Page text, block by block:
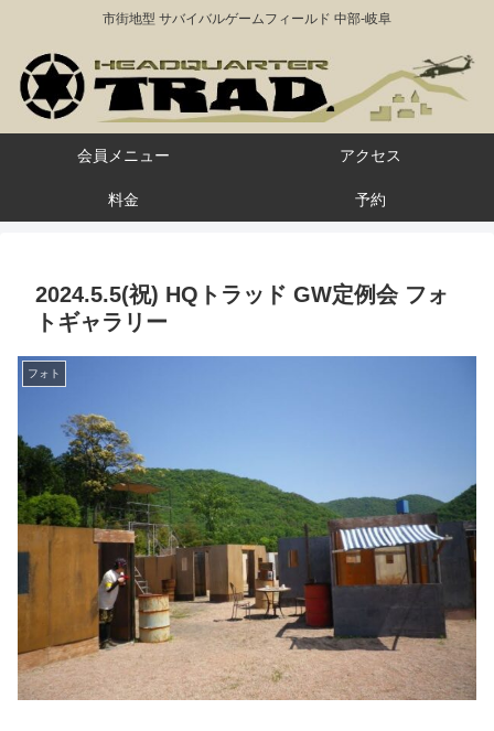
市街地型 サバイバルゲームフィールド 中部-岐阜
会員メニュー アクセス
料金 予約
2024.5.5(祝) HQトラッド GW定例会 フォ
トギャラリー
フォト